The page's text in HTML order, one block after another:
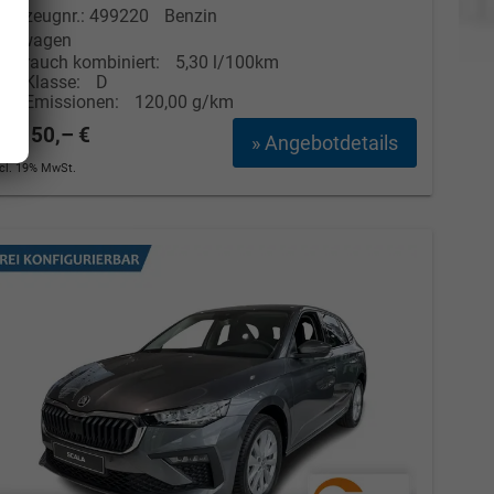
Fahrzeugnr.: 499220
Benzin
Neuwagen
Verbrauch kombiniert:
5,30 l/100km
-Klasse:
D
-Emissionen: 120,00 g/km
» Angebotdetails
21.150,– €
19% MwSt.
Elvedin Calakovic
Verkauf
Tel. 04181/2176-27
calakovic@take-your-car.de